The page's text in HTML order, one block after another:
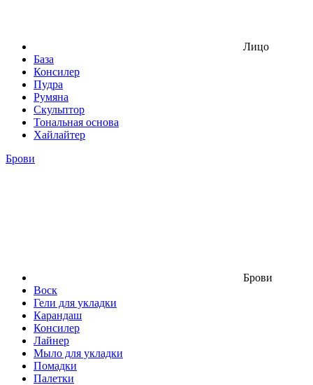
Лицо
База
Консилер
Пудра
Румяна
Скульптор
Тональная основа
Хайлайтер
Брови
Брови
Воск
Гели для укладки
Карандаш
Консилер
Лайнер
Мыло для укладки
Помадки
Палетки